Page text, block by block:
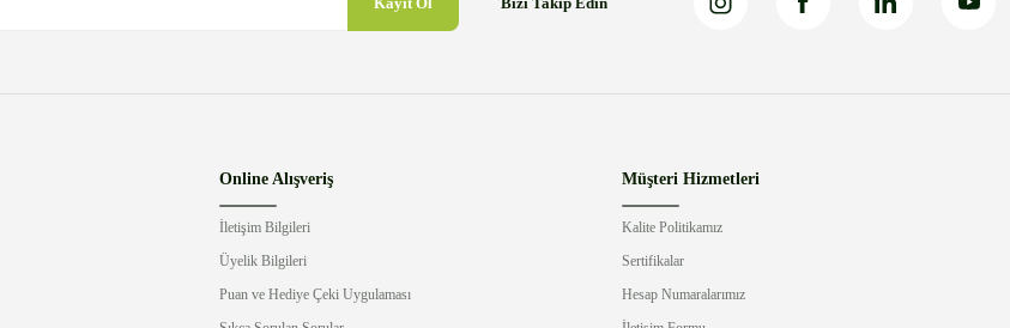
Online Alışveriş
İletişim Bilgileri
Üyelik Bilgileri
Puan ve Hediye Çeki Uygulaması
Müşteri Hizmetleri
Kalite Politikamız
Sertifikalar
Hesap Numaralarımız